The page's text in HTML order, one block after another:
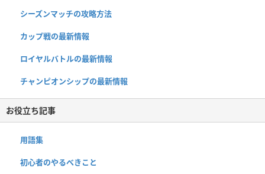
シーズンマッチの攻略方法
カップ戦の最新情報
ロイヤルバトルの最新情報
チャンピオンシップの最新情報
お役立ち記事
用語集
初心者のやるべきこと